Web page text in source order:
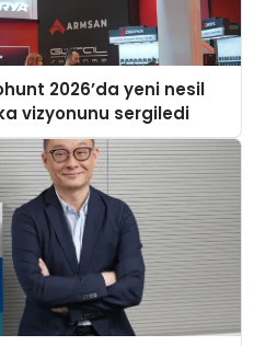
2026’da yeni nesil
vizyonunu sergiledi